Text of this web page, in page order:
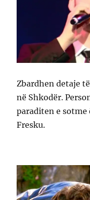
Zbardhen detaje
në Shkodër.
paraditen e
Fresku.